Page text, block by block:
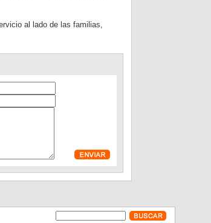
al lado de las familias,